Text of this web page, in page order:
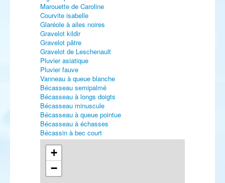
Marouette de Caroline
Courvite isabelle
Glaréole à ailes noires
Gravelot kildir
Gravelot pâtre
Gravelot de Leschenault
Pluvier asiatique
Pluvier fauve
Vanneau à queue blanche
Bécasseau semipalmé
Bécasseau à longs doigts
Bécasseau minuscule
Bécasseau à queue pointue
Bécasseau à échasses
Bécassin à bec court
Bécassin à long bec
Bartramie des champs
Chevalier solitaire
Chevalier grivelé
Chevalier de Sibérie
+
−